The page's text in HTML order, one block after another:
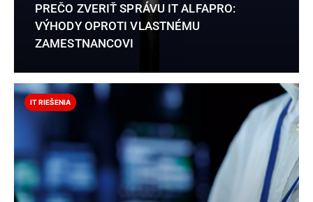
PREČO ZVERIŤ SPRÁVU IT ALFAPRO:
VÝHODY OPROTI VLASTNÉMU
ZAMESTNANCOVI
IT RIEŠENIA